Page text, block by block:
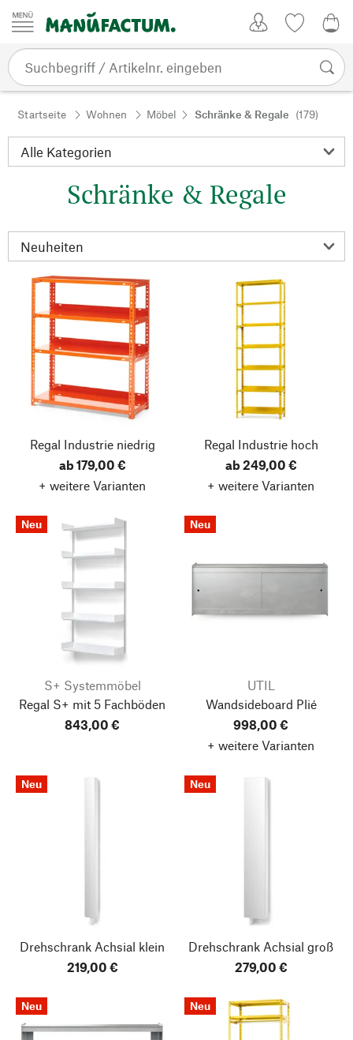
Zum Inhalt springen
Startseite Wohnen Möbel Schränke & Regale (179)
Schränke & Regale
Regal Industrieniedrig
ab 179,00 €
+ weitere Varianten
Regal Industriehoch
ab 249,00 €
+ weitere Varianten
Neu
S+ Systemmöbel
Regal S+ mit 5 Fachböden
843,00 €
Neu
UTIL
Wandsideboard Plié
998,00 €
+ weitere Varianten
Neu
Drehschrank Achsial klein
219,00 €
Neu
Drehschrank Achsial groß
279,00 €
Neu Neu